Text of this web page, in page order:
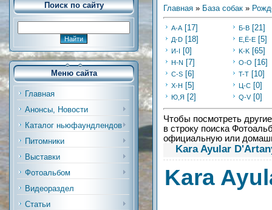
Поиск по сайту
Меню сайта
Главная
Анонсы, Новости
Каталог ньюфаундлендов
Питомники
Выставки
Фотоальбом
Видеораздел
Статьи
Главная » База собак »
А-А [17] Б-В [21]
Д-D [18] Е,Ё-Е [5]
И-I [0] K-K [65]
Н-N [7] O-O [16]
C-S [6] T-T [10]
Х-H [5] Ц-C [0]
Ю,Я [2] Q-V [0]
Чтобы посмотреть
в строку поиска
официальную или
Kara Ayular
Kara